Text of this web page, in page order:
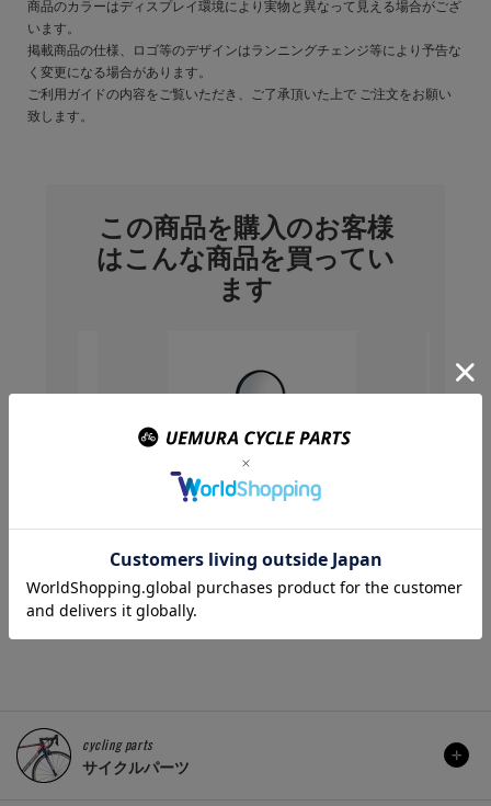
商品のカラーはディスプレイ環境により実物と異なって見える場合がござ
います。
掲載商品の仕様、ロゴ等のデザインはランニングチェンジ等により予告な
く変更になる場合があります。
ご利用ガイドの内容をご覧いただき、ご了承頂いた上で ご注文をお願い
致します。
この商品を購入のお客様
はこんな商品を買ってい
ます
3,960 円
販売価格(税込)：1,320 円
販売価格(
cycling parts
サイクルパーツ